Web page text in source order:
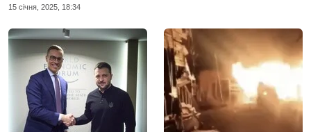
15 сiчня, 2025, 18:34